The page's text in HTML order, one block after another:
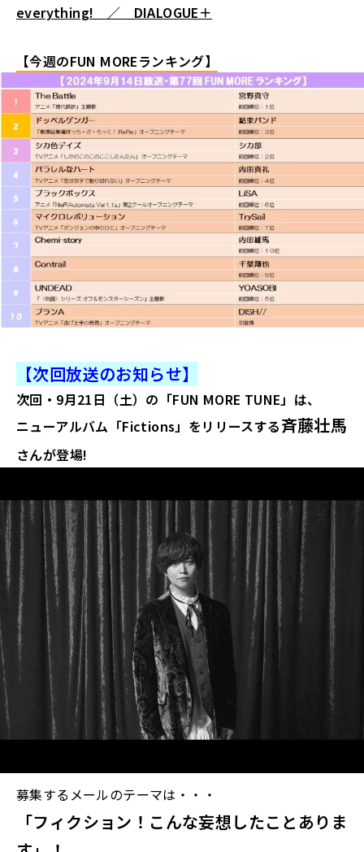
everything! ／ DIALOGUE＋
【今週のFUN MOREランキング】
【次回放送のお知らせ】
次回・9月21日（土）の「FUN MORE TUNE」は、
ニューアルバム「Fictions」をリリースする斉藤壮馬
さんが登場!
募集するメールのテーマは・・・
「フィクション！こんな妄想したことありま